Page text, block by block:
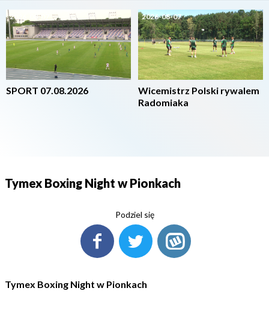
2026-08-07
SPORT 07.08.2026
2026-08-07
Wicemistrz Polski rywalem
Radomiaka
Tymex Boxing Night w Pionkach
Podziel się
Tymex Boxing Night w Pionkach